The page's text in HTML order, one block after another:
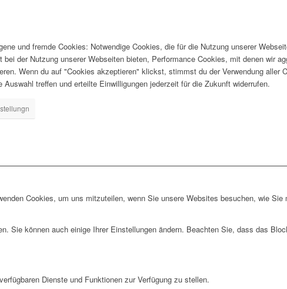
und fremde Cookies: Notwendige Cookies, die für die Nutzung unserer
der Nutzung unserer Webseiten bieten, Performance Cookies, mit denen wir
Wenn du auf "Cookies akzeptieren" klickst, stimmst du der Verwendung aller
treffen und erteilte Einwilligungen jederzeit für die Zukunft widerrufen.
Cookies, um uns mitzuteilen, wenn Sie unsere Websites besuchen, wie
Sie können auch einige Ihrer Einstellungen ändern. Beachten Sie, dass das
Dienste und Funktionen zur Verfügung zu stellen.